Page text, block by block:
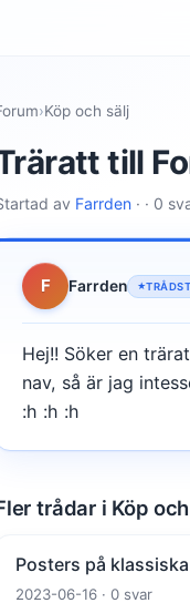
›Köp och sälj
till
av Farrden · · 0
F Farrden
Hej!! Söker en
nav, så är jag
:h :h :h
trådar i Köp
Posters på
2023-06-16 · 0 svar